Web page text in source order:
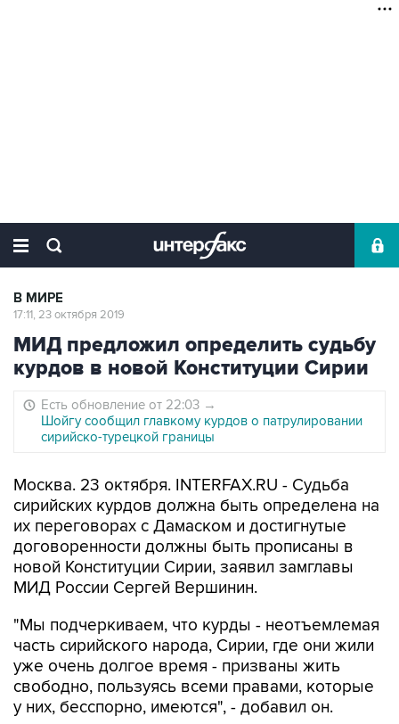
В МИРЕ
17:11, 23 октября 2019
МИД предложил определить судьбу
курдов в новой Конституции Сирии
Есть обновление от 22:03 →
Шойгу сообщил главкому курдов о патрулировании
сирийско-турецкой границы
Москва. 23 октября. INTERFAX.RU - Судьба
сирийских курдов должна быть определена на
их переговорах с Дамаском и достигнутые
договоренности должны быть прописаны в
новой Конституции Сирии, заявил замглавы
МИД России Сергей Вершинин.
"Мы подчеркиваем, что курды - неотъемлемая
часть сирийского народа, Сирии, где они жили
уже очень долгое время - призваны жить
свободно, пользуясь всеми правами, которые
у них, бесспорно, имеются", - добавил он.